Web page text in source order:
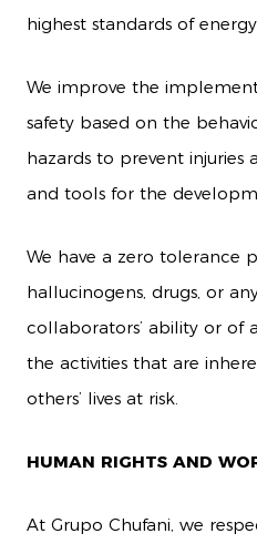
highest standards of
We improve the
safety based on the
hazards to prevent injuries
and tools for the
We have a zero tolerance
hallucinogens, drugs, or
collaborators’ ability or of
the activities that are
others’ lives at risk.
HUMAN RIGHTS AND
At Grupo Chufani, we